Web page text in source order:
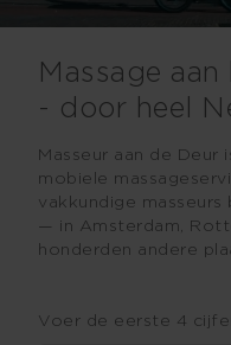
Massage
- door heel
Masseur aan de Deur
mobiele
vakkundige
— in Amsterdam,
honderden andere
Voer de eerste 4